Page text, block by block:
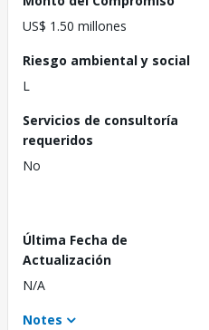
US$ 1.50 millones
Riesgo ambiental y social
L
Servicios de consultoría
requeridos
No
Última Fecha de
Actualización
N/A
Notes